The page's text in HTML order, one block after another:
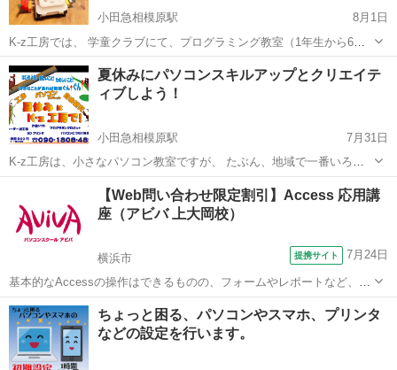
小田急相模原駅
8月1日
K-z工房では、 学童クラブにて、プログラミング教室（1年生から6年
生）の講師を 放課後デーサービスにて、パソコン教室（4歳～）の講
師を行っています。 「パソコンを楽しく使う」「パソコンを楽しく覚
える」を心掛けて教...
神奈川 相模原市 小田急相模原駅 プログラミング 工房
夏休みにパソコンスキルアップとクリエイテ
ィブしよう！
小田急相模原駅
7月31日
K-z工房は、小さなパソコン教室ですが、 たぶん、地域で一番いろん
な事ができるパソコン教室です。 プログラミングの入り口から、本格
的なレベルまで。 3Dプリンタやレーザー加工機も使った工作（電動糸
ノコなどもあります...
相模原市 小田急相模原駅 Windows総合 工房
【Web問い合わせ限定割引】Access 応用講
座（アビバ 上大岡校）
横浜市 提携サイト 7月24日
基本的なAccessの操作はできるものの、フォームやレポートなど、よ
り高度なデータベース作成を学びたい方にオススメの講座です。 ■学
習内容■ メインフォームとサブフォーム・順位のレポート・複数列の
レポート・マクロ・リレー...
神奈川 横浜市 アクセス
ちょっと困る、パソコンやスマホ、プリンタ
などの設定を行います。